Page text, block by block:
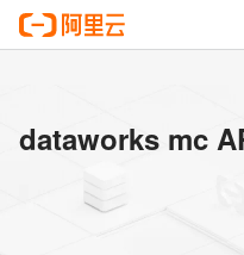
dataworks mc